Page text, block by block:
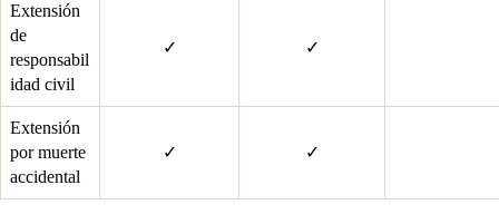
Extensión
de
responsabil
idad civil
✓ ✓
Extensión
por muerte
accidental
✓ ✓